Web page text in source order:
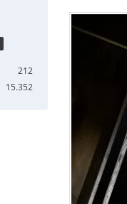
212
15.352